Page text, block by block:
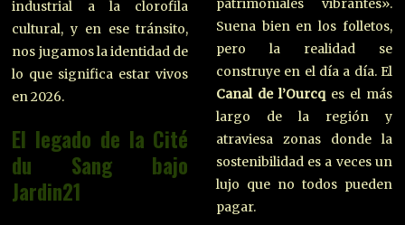
industrial a la clorofila
cultural, y en ese tránsito,
nos jugamos la identidad de
lo que significa estar vivos
en 2026.
El legado de la Cité
du Sang bajo
Jardin21
patrimoniales vibrantes».
Suena bien en los folletos,
pero la realidad se
construye en el día a día. El
Canal de l’Ourcqes el más
largo de la región y
atraviesa zonas donde la
sostenibilidad es a veces un
lujo que no todos pueden
pagar.